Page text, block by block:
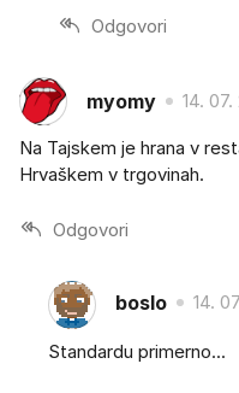
Odgovori
myomy 14. 07.
Na Tajskem je hrana v
Hrvaškem v trgovinah.
Odgovori
boslo 14.
Standardu primerno...